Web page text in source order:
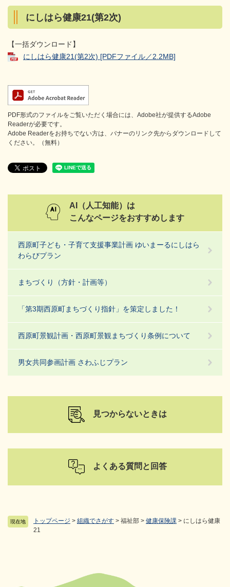
現在地 トップページ > 組織でさがす > 福祉部 > 健康保険課 > にしはら健康
21
にしはら健康21(第2次)
【一括ダウンロード】
にしはら健康21(第2次) [PDFファイル／2.2MB]
PDF形式のファイルをご覧いただく場合には、Adobe社が提供するAdobe
Readerが必要です。
Adobe Readerをお持ちでない方は、バナーのリンク先からダウンロードして
ください。（無料）
AI（人工知能）は
こんなページをおすすめします
西原町子ども・子育て支援事業計画 ゆいまーるにしはら
わらびプラン
まちづくり（方針・計画等）
「第3期西原町まちづくり指針」を策定しました！
西原町景観計画・西原町景観まちづくり条例について
男女共同参画計画 さわふじプラン
見つからないときは
よくある質問と回答